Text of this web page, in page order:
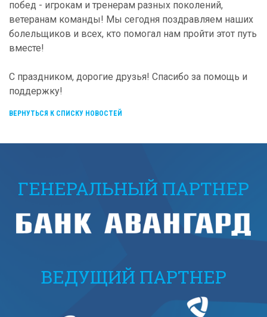
побед - игрокам и тренерам разных поколений,
ветеранам команды! Мы сегодня поздравляем наших
болельщиков и всех, кто помогал нам пройти этот путь
вместе!
С праздником, дорогие друзья! Спасибо за помощь и
поддержку!
ВЕРНУТЬСЯ К СПИСКУ НОВОСТЕЙ
ГЕНЕРАЛЬНЫЙ ПАРТНЕР
ВЕДУЩИЙ ПАРТНЕР